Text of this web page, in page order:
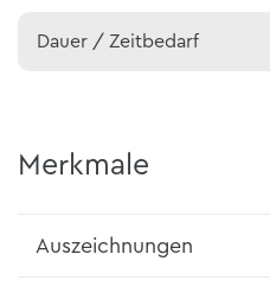
Dauer / Zeitbedarf
Merkmale
Auszeichnungen